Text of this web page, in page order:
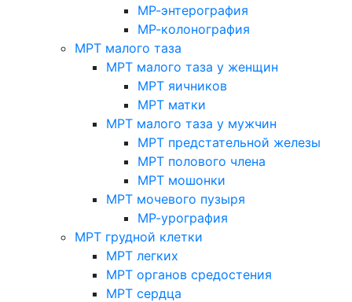
МР-энтерография
МР-колонография
МРТ малого таза
МРТ малого таза у женщин
МРТ яичников
МРТ матки
МРТ малого таза у мужчин
МРТ предстательной железы
МРТ полового члена
МРТ мошонки
МРТ мочевого пузыря
МР-урография
МРТ грудной клетки
МРТ легких
МРТ органов средостения
МРТ сердца